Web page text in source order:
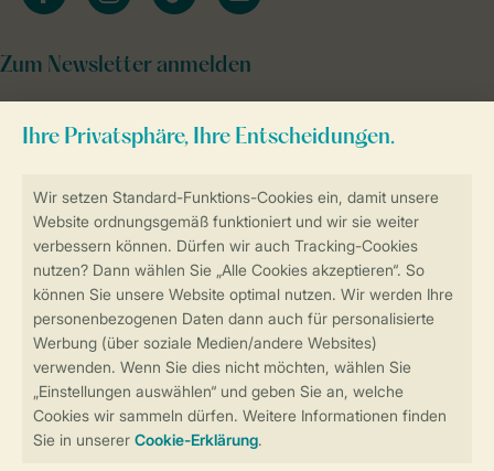
Sicherstellung Deiner Privatsphäre
Sicher und schnell zur Online-Buchung
Sichere Datenübertragung
Sicheres Bezahlen
Zum Newsletter anmelden